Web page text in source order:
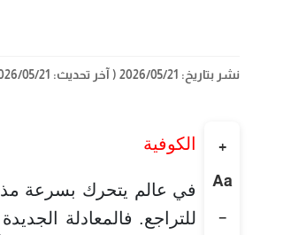
نشر بتاريخ: 2026/05/21 ( آخر تحديث: 2026/05/21 الساعة: 10:30 )
+
Aa
−
الكوفية
في عالم يتحرك بسرعة
للتراجع. فالمعادلة